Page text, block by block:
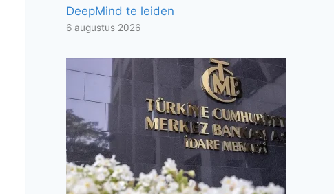
DeepMind te leiden
6 augustus 2026